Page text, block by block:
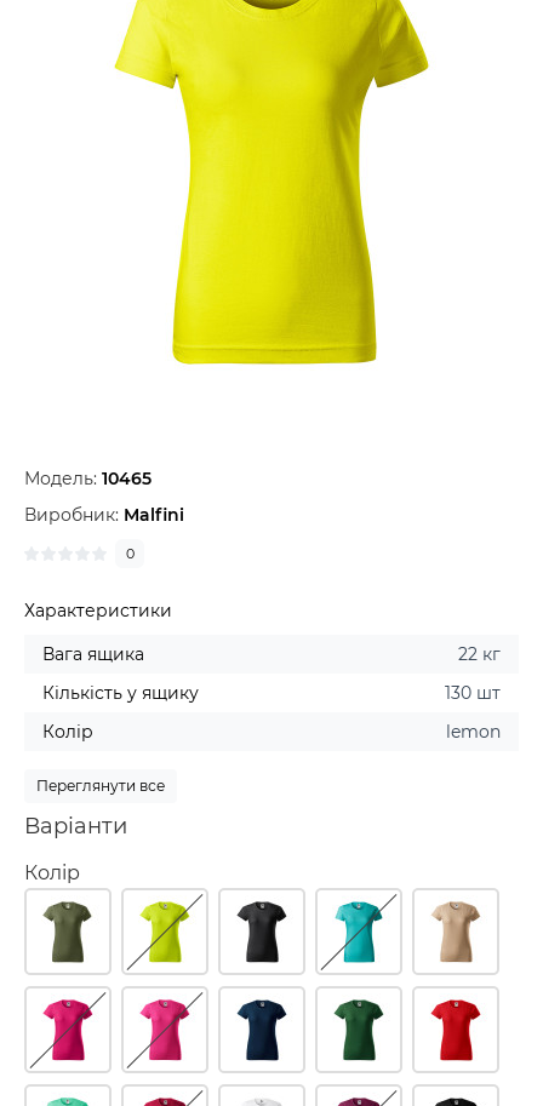
Модель: 10465
Виробник: Malfini
0
Характеристики
Вага ящика
22 кг
Кількість у ящику
130 шт
Колір
lemon
Переглянути все
Варіанти
Колір